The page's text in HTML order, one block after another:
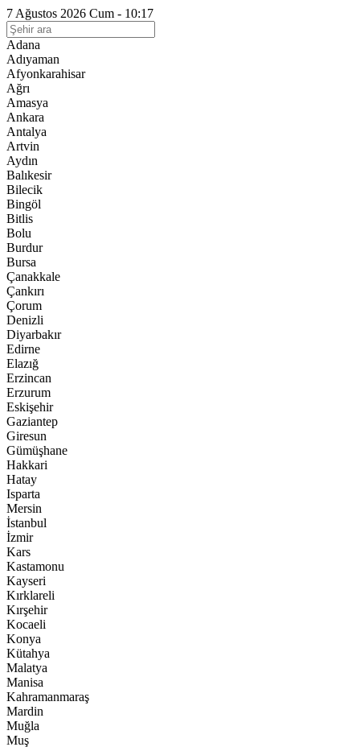
7 Ağustos 2026 Cum - 10:17
Adana
Adıyaman
Afyonkarahisar
Ağrı
Amasya
Ankara
Antalya
Artvin
Aydın
Balıkesir
Bilecik
Bingöl
Bitlis
Bolu
Burdur
Bursa
Çanakkale
Çankırı
Çorum
Denizli
Diyarbakır
Edirne
Elazığ
Erzincan
Erzurum
Eskişehir
Gaziantep
Giresun
Gümüşhane
Hakkari
Hatay
Isparta
Mersin
İstanbul
İzmir
Kars
Kastamonu
Kayseri
Kırklareli
Kırşehir
Kocaeli
Konya
Kütahya
Malatya
Manisa
Kahramanmaraş
Mardin
Muğla
Muş